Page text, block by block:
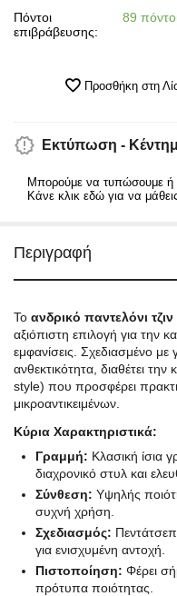
Πόντοι
επιβράβευσης:
89
Προσθήκη στη
Εκτύπωση -
Μπορούμε να τυπώσουμε ή
Κάνε κλικ εδώ για να
Περιγραφή
Το ανδρικό παντελόνι
αξιόπιστη επιλογή για την
εμφανίσεις. Σχεδιασμένο
ανθεκτικότητα, διαθέτει
style) που προσφέρει
μικροαντικειμένων.
Κύρια Χαρακτηριστικά:
Γραμμή: Κλασική ίσια
διαχρονικό στυλ και
Σύνθεση: Υψηλής
συχνή χρήση.
Σχεδιασμός:
για ενισχυμένη αντοχή.
Πιστοποίηση: Φέρει
πρότυπα ποιότητας.